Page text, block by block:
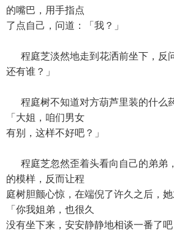
的嘴巴，用手指点
了点自己，问道：「我？」
程庭芝淡然地走到花洒前坐下，反
还有谁？」
程庭树不知道对方葫芦里装的什么
「大姐，咱们男女
有别，这样不好吧？」
程庭芝忽然歪着头看向自己的弟弟
的模样，反而让程
庭树胆颤心惊，在端倪了许久之后，她
「你我姐弟，也很久
没有坐下来，安安静静地相谈一番了吧